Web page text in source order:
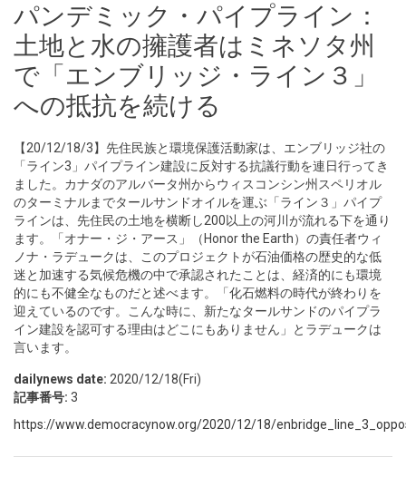
パンデミック・パイプライン：
土地と水の擁護者はミネソタ州
で「エンブリッジ・ライン３」
への抵抗を続ける
【20/12/18/3】先住民族と環境保護活動家は、エンブリッジ社の
「ライン3」パイプライン建設に反対する抗議行動を連日行ってき
ました。カナダのアルバータ州からウィスコンシン州スペリオル
のターミナルまでタールサンドオイルを運ぶ「ライン３」パイプ
ラインは、先住民の土地を横断し200以上の河川が流れる下を通り
ます。「オナー・ジ・アース」（Honor the Earth）の責任者ウィ
ノナ・ラデュークは、このプロジェクトが石油価格の歴史的な低
迷と加速する気候危機の中で承認されたことは、経済的にも環境
的にも不健全なものだと述べます。「化石燃料の時代が終わりを
迎えているのです。こんな時に、新たなタールサンドのパイプラ
イン建設を認可する理由はどこにもありません」とラデュークは
言います。
dailynews date: 2020/12/18(Fri)
記事番号: 3
https://www.democracynow.org/2020/12/18/